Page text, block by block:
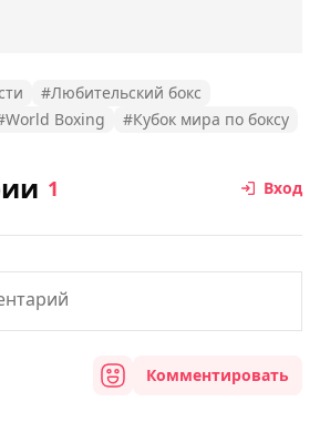
#Любительский бокс
Boxing #Кубок мира по боксу
1 Вход
Комментировать